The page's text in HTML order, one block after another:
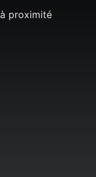
proximité